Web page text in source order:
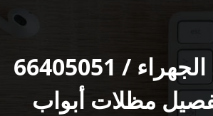
معلم حداد الجهراء / 66405051
مظلات أبواب